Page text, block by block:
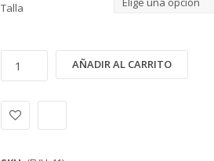
Talla
DEPORTIVA
COLLECTION
(FVU-
AÑADIR AL CARRITO